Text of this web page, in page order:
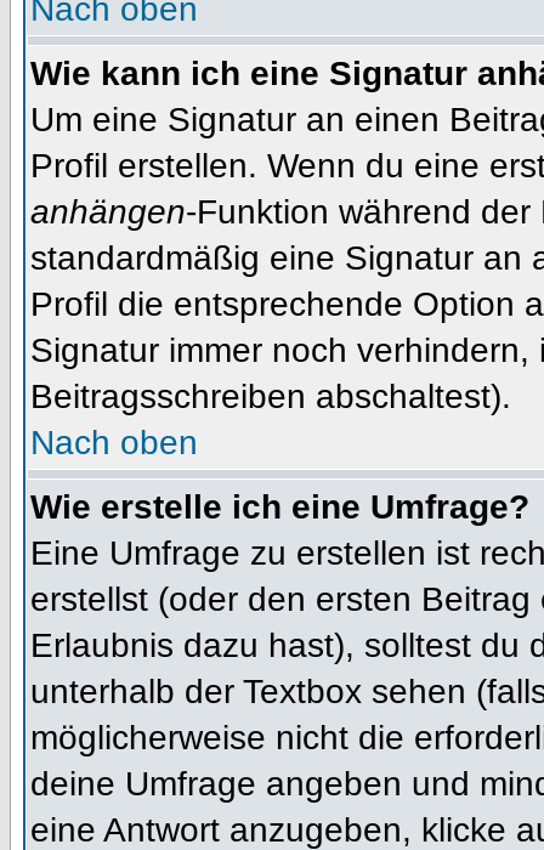
Nach oben
Wie kann ich eine Signatur
Um eine Signatur an einen
Profil erstellen. Wenn du eine
anhängen-Funktion während
standardmäßig eine Signatur an
Profil die entsprechende Option
Signatur immer noch
Beitragsschreiben abschaltest).
Nach oben
Wie erstelle ich eine Umfrage?
Eine Umfrage zu erstellen ist
erstellst (oder den ersten
Erlaubnis dazu hast), solltest du
unterhalb der Textbox sehen
möglicherweise nicht die
deine Umfrage angeben und
eine Antwort anzugeben, klicke